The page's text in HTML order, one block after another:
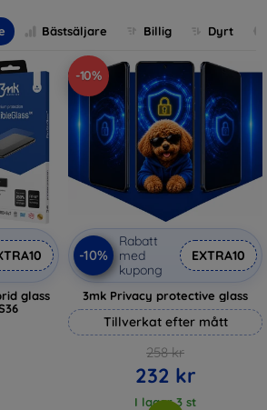
Bästsäljare Billig Dyrt
glass
-10%
-10%
Rabatt
med
kupong
EXTRA10
3mk Privacy protective glass
Tillverkat efter mått
258 kr
232 kr
I lager 3 st